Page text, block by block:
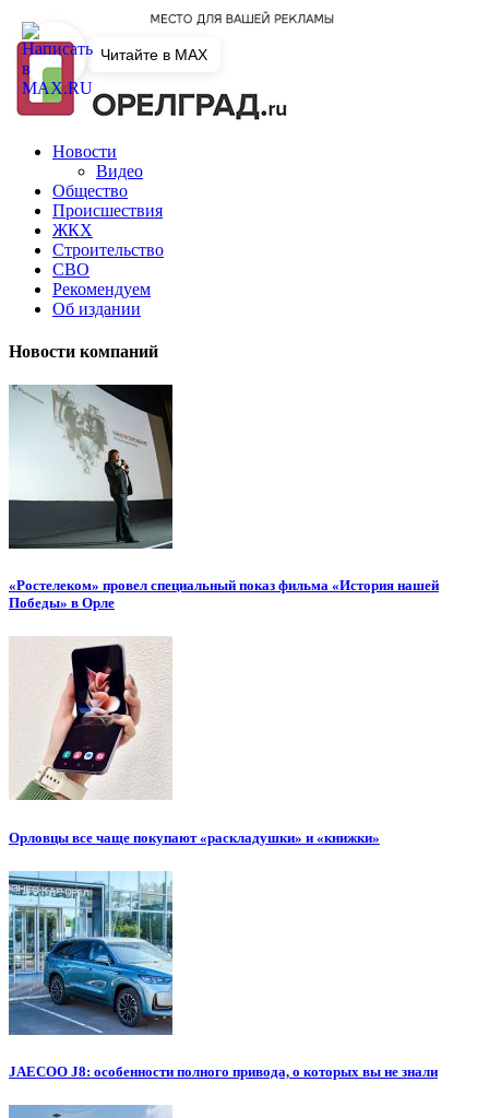
Новости
Видео
Общество
Происшествия
ЖКХ
Строительство
СВО
Рекомендуем
Об издании
Новости компаний
«Ростелеком» провел специальный показ фильма «История нашей
Победы» в Орле
Орловцы все чаще покупают «раскладушки» и «книжки»
JAECOO J8: особенности полного привода, о которых вы не знали
Читайте в MAX